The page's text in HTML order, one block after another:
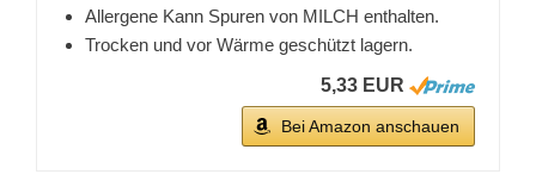
Allergene Kann Spuren von MILCH enthalten.
Trocken und vor Wärme geschützt lagern.
5,33 EUR
Bei Amazon anschauen